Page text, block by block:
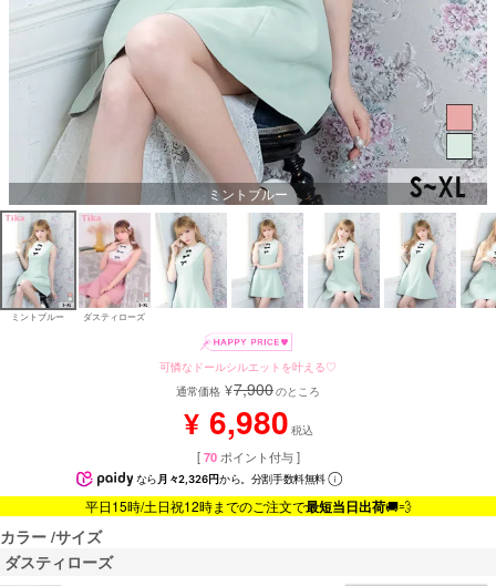
ミントブルー
ミントブルー ダスティローズ
可憐なドールシルエットを叶える♡
通常価格 ¥7,900のところ
¥ 6,980 税込
[ 70 ポイント付与 ]
なら月々2,326円から。分割手数料無料
平日15時/土日祝12時までのご注文で最短当日出荷🚚💨
カラー サイズ
ダスティローズ